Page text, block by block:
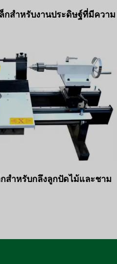
กสำหรับงานประดิษฐ์ที่มีความ
กสำหรับกลึงลูกปัดไม้และชาม